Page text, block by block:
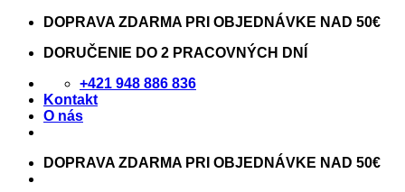
Skip
content
DOPRAVA ZDARMA PRI OBJEDNÁVKE NAD 50€
DORUČENIE DO 2 PRACOVNÝCH DNÍ
+421 948 886 836
Kontakt
O nás
DOPRAVA ZDARMA PRI OBJEDNÁVKE NAD 50€